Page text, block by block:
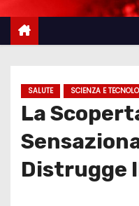
SALUTE SCIENZA E
La
Distrugge